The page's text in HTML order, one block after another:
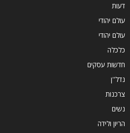
דעות
עולם יהודי
עולם יהודי
כלכלה
חדשות עסקים
נדל''ן
צרכנות
נשים
הריון ולידה